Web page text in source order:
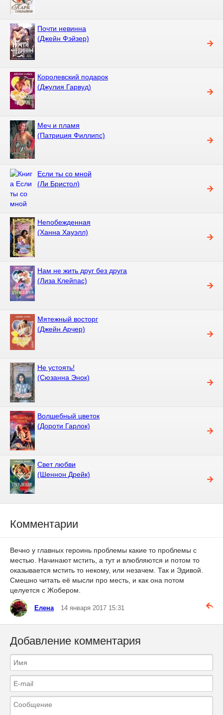
Почти невинна
(Джейн Фэйзер)
Королевский подарок
(Джулия Гарвуд)
Меч и пламя
(Патриция Филлипс)
Если ты со мной
(Ли Бристол)
Непобежденная
(Ханна Хауэлл)
Нам не жить друг без друга
(Лиза Клейпас)
Мятежный восторг
(Джейн Арчер)
Не устоять!
(Сюзанна Энок)
Волшебный цветок
(Дороти Гарлок)
Свет любви
(Шеннон Дрейк)
Комментарии
Вечно у главных героинь проблемы какие то проблемы с
местью. Начинают мстить, а тут и влюбляются и потом то
оказывается мстить то некому, или незачем. Так и Эдивой.
Смешно читать её мысли про месть, и как она потом
целуется с Жобером.
Елена 14 января 2017 15:31
Добавление комментария